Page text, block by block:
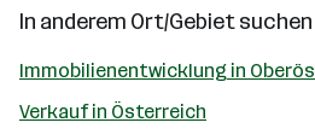
In anderem Ort/Gebiet suchen
Immobilienentwicklung in
Verkauf in Österreich